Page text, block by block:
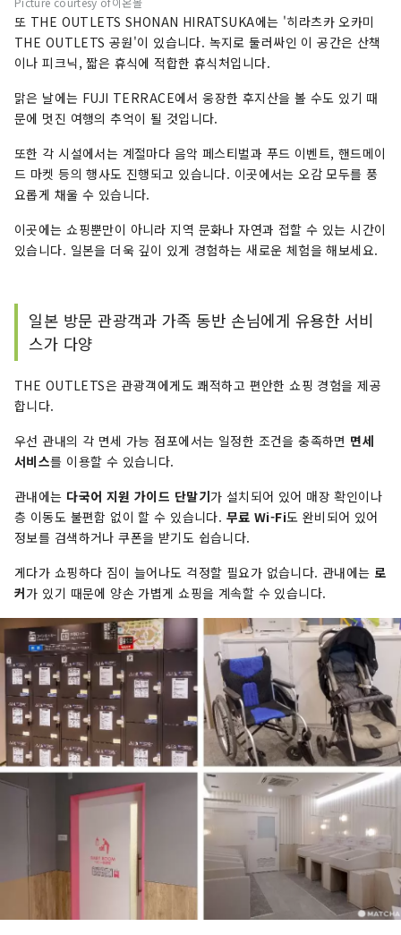
또 THE OUTLETS SHONAN HIRATSUKA에는 '히라츠카 오카미
THE OUTLETS 공원'이 있습니다. 녹지로 둘러싸인 이 공간은 산책
이나 피크닉, 짧은 휴식에 적합한 휴식처입니다.
맑은 날에는 FUJI TERRACE에서 웅장한 후지산을 볼 수도 있기 때
문에 멋진 여행의 추억이 될 것입니다.
또한 각 시설에서는 계절마다 음악 페스티벌과 푸드 이벤트, 핸드메이
드 마켓 등의 행사도 진행되고 있습니다. 이곳에서는 오감 모두를 풍
요롭게 채울 수 있습니다.
이곳에는 쇼핑뿐만이 아니라 지역 문화나 자연과 접할 수 있는 시간이
있습니다. 일본을 더욱 깊이 있게 경험하는 새로운 체험을 해보세요.
일본 방문 관광객과 가족 동반 손님에게 유용한 서비
스가 다양
THE OUTLETS은 관광객에게도 쾌적하고 편안한 쇼핑 경험을 제공
합니다.
우선 관내의 각 면세 가능 점포에서는 일정한 조건을 충족하면 면세
서비스를 이용할 수 있습니다.
관내에는 다국어 지원 가이드 단말기가 설치되어 있어 매장 확인이나
층 이동도 불편함 없이 할 수 있습니다. 무료 Wi-Fi도 완비되어 있어
정보를 검색하거나 쿠폰을 받기도 쉽습니다.
게다가 쇼핑하다 짐이 늘어나도 걱정할 필요가 없습니다. 관내에는 로
커가 있기 때문에 양손 가볍게 쇼핑을 계속할 수 있습니다.